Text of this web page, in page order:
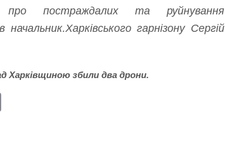
про постраждалих та руйнування
гарнізону Сергій
Харківщиною збили два дрони.